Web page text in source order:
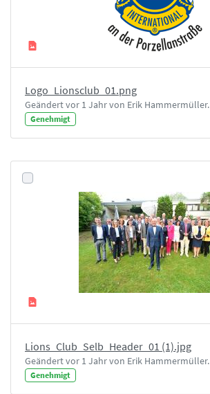
Logo_Lionsclub_01.png
Geändert vor 1 Jahr von Erik Hammermüller.
Genehmigt
Lions_Club_Selb_Header_01 (1).jpg
Geändert vor 1 Jahr von Erik Hammermüller.
Genehmigt